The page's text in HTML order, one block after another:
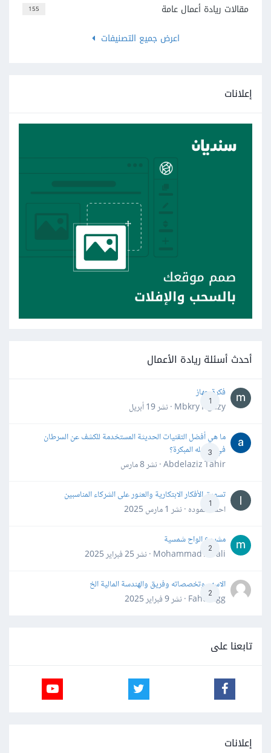
155
مقالات ريادة أعمال عامة
اعرض جميع التصنيفات
إعلانات
أحدث أسئلة ريادة الأعمال
1
فكرة جهاز
Mbkry Hgazy · نشر
19 أبريل
3
ما هي أفضل التقنيات الحديثة المستخدمة للكشف عن السرطان
في مراحله المبكرة؟
Abdelaziz Tahir · نشر
8 مارس
1
تسويق الأفكار الابتكارية والعثور على الشركاء المناسبين
احمد حموده · نشر 1 مارس 2025
2
مشروع الواح شمسية
Mohammad Awali · نشر
25 فبراير 2025
2
الاسهم وتخصصاته وفريق والهندسة المالية الخ
Fahd Ggg · نشر
9 فبراير 2025
تابعنا على
إعلانات